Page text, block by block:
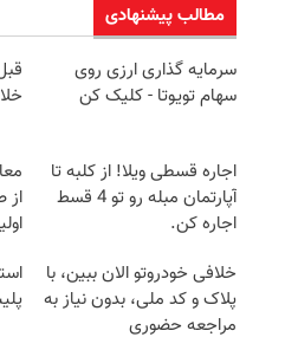
مطالب پیشنهادی
سرمایه گذاری ارزی روی
سهام تویوتا - کلیک کن
اجاره‌ قسطی ویلا! از کلبه تا
آپارتمان مبله رو تو 4 قسط
اجاره کن.
خلافی خودروتو الان ببین، با
پلاک و کد ملی، بدون نیاز به
مراجعه حضوری